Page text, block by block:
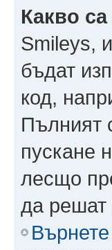
Какво
Smileys,
бъдат
код,
Пълният
пускане
лесщо
да решат